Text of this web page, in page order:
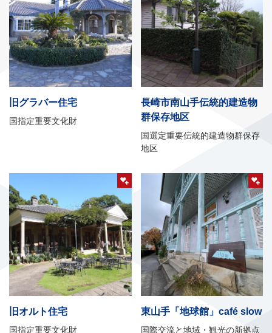
旧グラバー住宅
国指定重要文化財
長崎市南山手伝統的建造物
群保存地区
国選定重要伝統的建造物群保存
地区
旧オルト住宅
国指定重要文化財
東山手「地球館」café slow
国際交流と地域・観光の新拠点